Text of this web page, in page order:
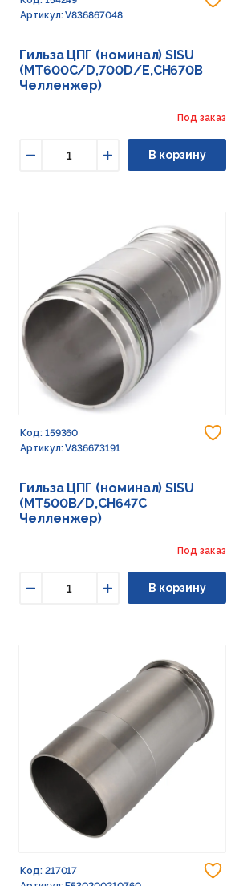
Артикул: V836867048
Гильза ЦПГ (номинал) SISU
(MT600C/D,700D/E,CH670B
Челленжер)
Под заказ
Увеличить
В корзину
Код: 159360
Артикул: V836673191
Гильза ЦПГ (номинал) SISU
(MT500B/D,CH647C
Челленжер)
Под заказ
Увеличить
В корзину
Код: 217017